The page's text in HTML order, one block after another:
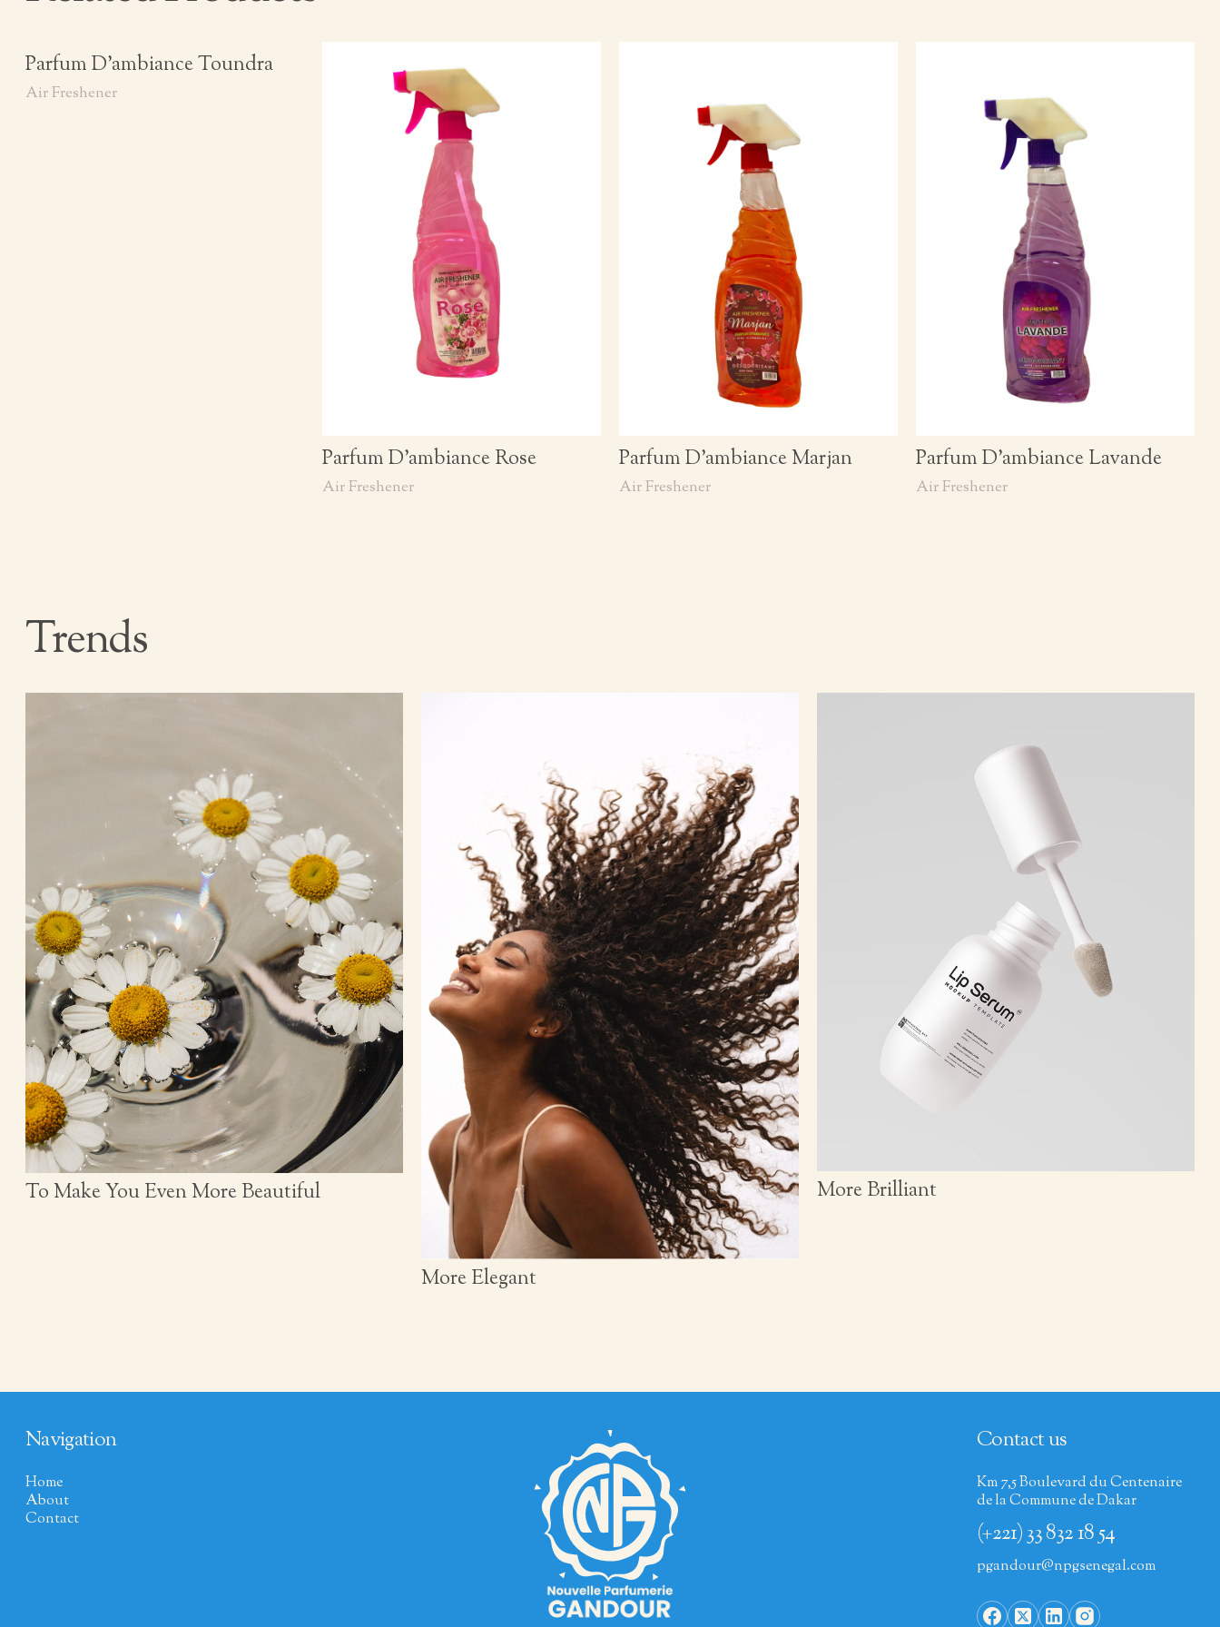
Parfum D’ambiance Toundra
Air Freshener
Parfum D’ambiance Rose
Air Freshener
Parfum D’ambiance Marjan
Air Freshener
Parfum D’ambiance Lavande
Air Freshener
Trends
To Make You Even More Beautiful
More Elegant
More Brilliant
Navigation
Home
About
Contact
Contact us
Km 7,5 Boulevard du Centenaire
de la Commune de Dakar
(+221) 33 832 18 54
pgandour@npgsenegal.com